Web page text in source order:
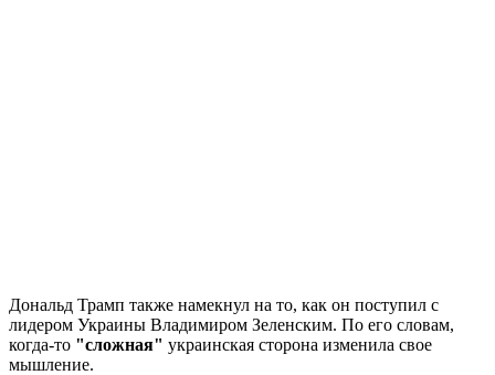
Дональд Трамп также намекнул на то, как он поступил с
лидером Украины Владимиром Зеленским. По его словам,
когда-то "сложная" украинская сторона изменила свое
мышление.